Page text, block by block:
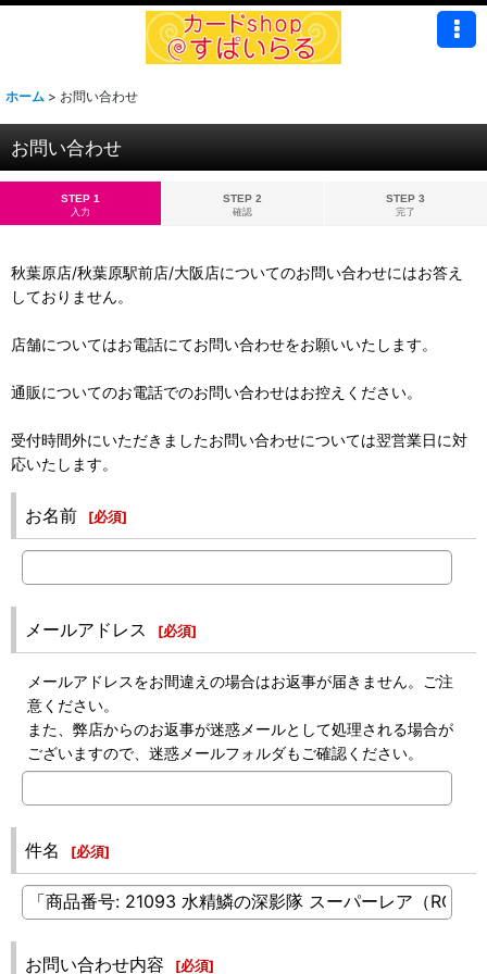
ホーム > お問い合わせ
お問い合わせ
STEP 1
入力
STEP 2
確認
STEP 3
完了
秋葉原店/秋葉原駅前店/大阪店についてのお問い合わせにはお答え
しておりません。
店舗についてはお電話にてお問い合わせをお願いいたします。
通販についてのお電話でのお問い合わせはお控えください。
受付時間外にいただきましたお問い合わせについては翌営業日に対
応いたします。
お名前 [必須]
メールアドレス [必須]
メールアドレスをお間違えの場合はお返事が届きません。ご注
意ください。
また、弊店からのお返事が迷惑メールとして処理される場合が
ございますので、迷惑メールフォルダもご確認ください。
件名 [必須]
お問い合わせ内容 [必須]